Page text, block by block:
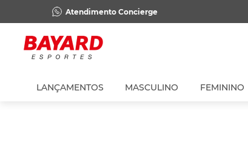
Atendimento Concierge
LANÇAMENTOS MASCULINO FEMININO